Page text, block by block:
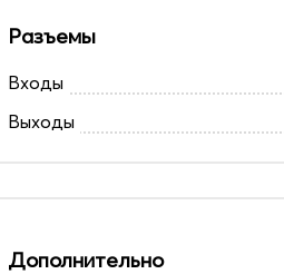
Разъемы
Входы
Выходы
Дополнительно